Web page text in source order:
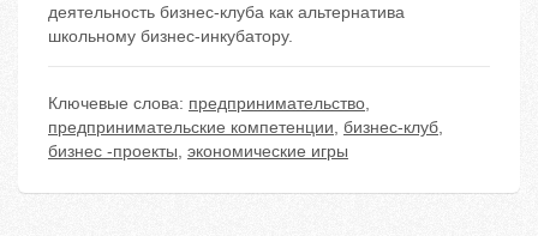
деятельность бизнес-клуба как альтернатива
школьному бизнес-инкубатору.
Ключевые слова: предпринимательство,
предпринимательские компетенции, бизнес-клуб,
бизнес -проекты, экономические игры